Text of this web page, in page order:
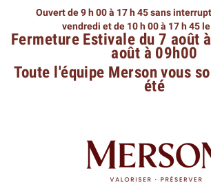
Ouvert de 9 h 00 à 17 h 45 sans
vendredi et de 10 h 00 à 17 h 45
Fermeture Estivale du 7 août
août à 09h00
Toute l'équipe Mersonvous
été